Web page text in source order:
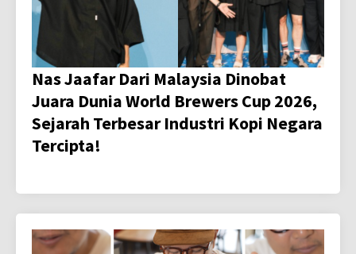
Nas Jaafar Dari Malaysia Dinobat
Juara Dunia World Brewers Cup 2026,
Sejarah Terbesar Industri Kopi Negara
Tercipta!